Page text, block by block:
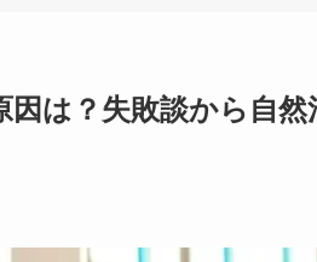
は？失敗談から自